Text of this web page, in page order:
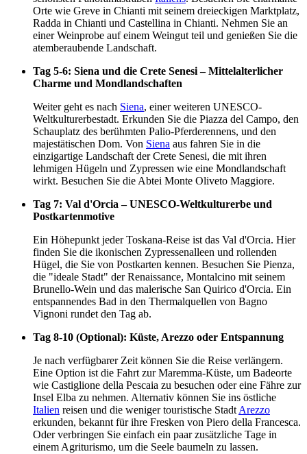
Orte wie Greve in Chianti mit seinem dreieckigen Marktplatz,
Radda in Chianti und Castellina in Chianti. Nehmen Sie an
einer Weinprobe auf einem Weingut teil und genießen Sie die
atemberaubende Landschaft.
Tag 5-6: Siena und die Crete Senesi – Mittelalterlicher
Charme und Mondlandschaften
Weiter geht es nach Siena, einer weiteren UNESCO-
Weltkulturerbestadt. Erkunden Sie die Piazza del Campo, den
Schauplatz des berühmten Palio-Pferderennens, und den
majestätischen Dom. Von Siena aus fahren Sie in die
einzigartige Landschaft der Crete Senesi, die mit ihren
lehmigen Hügeln und Zypressen wie eine Mondlandschaft
wirkt. Besuchen Sie die Abtei Monte Oliveto Maggiore.
Tag 7: Val d'Orcia – UNESCO-Weltkulturerbe und
Postkartenmotive
Ein Höhepunkt jeder Toskana-Reise ist das Val d'Orcia. Hier
finden Sie die ikonischen Zypressenalleen und rollenden
Hügel, die Sie von Postkarten kennen. Besuchen Sie Pienza,
die "ideale Stadt" der Renaissance, Montalcino mit seinem
Brunello-Wein und das malerische San Quirico d'Orcia. Ein
entspannendes Bad in den Thermalquellen von Bagno
Vignoni rundet den Tag ab.
Tag 8-10 (Optional): Küste, Arezzo oder Entspannung
Je nach verfügbarer Zeit können Sie die Reise verlängern.
Eine Option ist die Fahrt zur Maremma-Küste, um Badeorte
wie Castiglione della Pescaia zu besuchen oder eine Fähre zur
Insel Elba zu nehmen. Alternativ können Sie ins östliche
Italien reisen und die weniger touristische Stadt Arezzo
erkunden, bekannt für ihre Fresken von Piero della Francesca.
Oder verbringen Sie einfach ein paar zusätzliche Tage in
einem Agriturismo, um die Seele baumeln zu lassen.